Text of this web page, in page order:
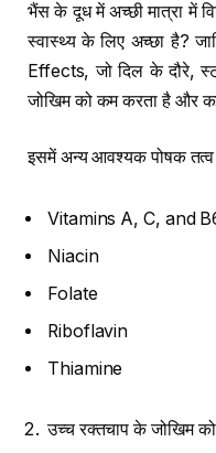
भैंस के दूध में अच्छी मात्रा में
स्वास्थ्य के लिए अच्छा है?
Effects, जो दिल के दौरे,
जोखिम को कम करता है और
इसमें अन्य आवश्यक पोषक
Vitamins A, C, and
Niacin
Folate
Riboflavin
Thiamine
उच्च रक्तचाप के जोखिम